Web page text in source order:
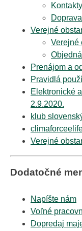
Kontakty
Verejné
Verejné
Prenájom a
Pravidlá
Elektronické
2.9.2020.
klub
Verejné
Dodatočné
Napíšte nám
Voľné
Dopredaj